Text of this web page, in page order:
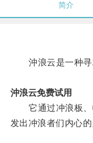
简介
沖浪云是一种寻
沖浪云免费试用
它通过冲浪板、
发出冲浪者们内心的